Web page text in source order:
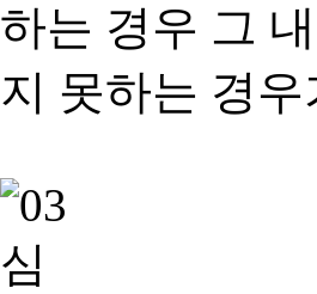
하는 경우 그
지 못하는 경